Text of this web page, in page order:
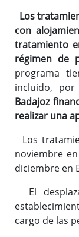
Los
con
tratamiento
régimen de
programa
incluido,
Badajoz
realizar una
Los
noviembre
diciembre en
El
cargo de las